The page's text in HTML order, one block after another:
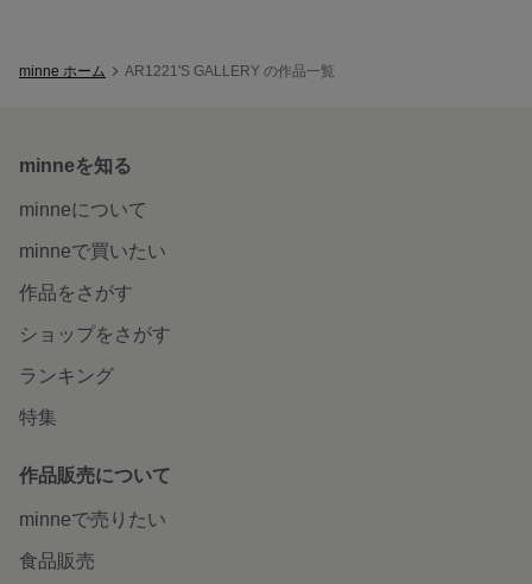
minne ホーム AR1221'S GALLERY の作品一覧
minneを知る
minneについて
minneで買いたい
作品をさがす
ショップをさがす
ランキング
特集
作品販売について
minneで売りたい
食品販売